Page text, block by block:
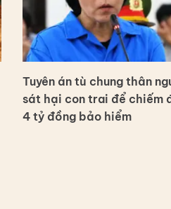
Tuyên án tù chung thân
sát hại con trai để chiếm
4 tỷ đồng bảo hiểm